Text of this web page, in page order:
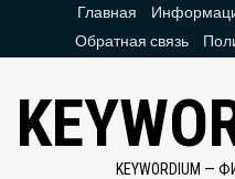
Главная
Обратная связь
KEYWORDIUM